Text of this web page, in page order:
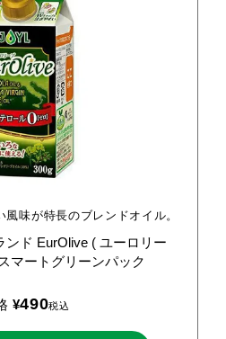
味が特長のブレンドオイル。
ンド EurOlive ( ユーロリー
マートグリーンパック
¥490税込